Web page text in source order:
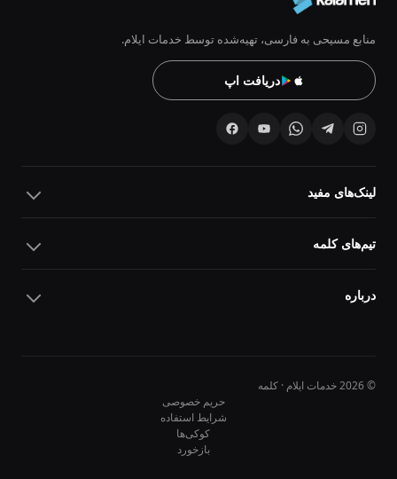
منابع مسیحی به فارسی، تهیه‌شده توسط خدمات ایلام.
دریافت اپ
لینک‌های مفید
تیم‌های کلمه
درباره
© 2026 خدمات ایلام · کلمه
حریم خصوصی
شرایط استفاده
کوکی‌ها
بازخورد
10